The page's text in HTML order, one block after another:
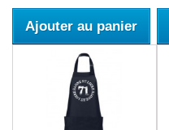
Ajouter au panier